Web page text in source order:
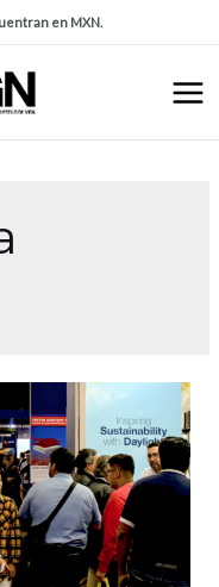
en MXN.